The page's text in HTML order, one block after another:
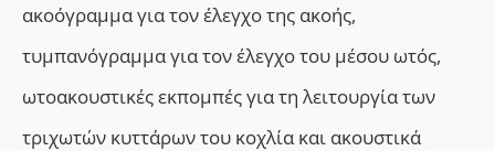
ακοόγραμμα για τον έλεγχο της ακοής,
τυμπανόγραμμα για τον έλεγχο του μέσου ωτός,
ωτοακουστικές εκπομπές για τη λειτουργία των
τριχωτών κυττάρων του κοχλία και ακουστικά